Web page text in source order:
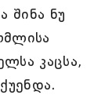
შინა ნუ
კაცსა,